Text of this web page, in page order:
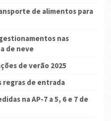
de alimentos para
nas
de neve
de verão 2025
regras de entrada
na AP-7 a 5, 6 e 7 de